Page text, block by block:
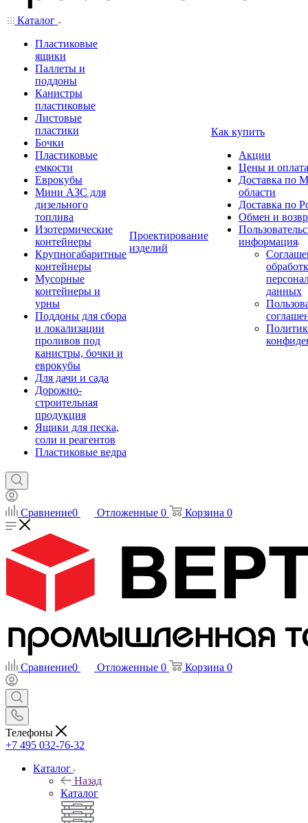
Каталог
Пластиковые
ящики
Паллеты и
поддоны
Канистры
пластиковые
Листовые
пластики
Бочки
Пластиковые
емкости
Еврокубы
Мини АЗС для
дизельного
топлива
Изотермические
контейнеры
Крупногабаритные
контейнеры
Мусорные
контейнеры и
урны
Поддоны для сбора
и локализации
проливов под
канистры, бочки и
еврокубы
Для дачи и сада
Дорожно-
строительная
продукция
Ящики для песка,
соли и реагентов
Пластиковые ведра
Проектирование
изделий
Как купить
Акции
Цены и оплата
Доставка по
области
Доставка по
Обмен и
информация
данных
Сравнение0 Отложенные 0 Корзина 0
Сравнение0 Отложенные 0 Корзина 0
Телефоны
+7 495 032-76-32
Каталог
Назад
Каталог